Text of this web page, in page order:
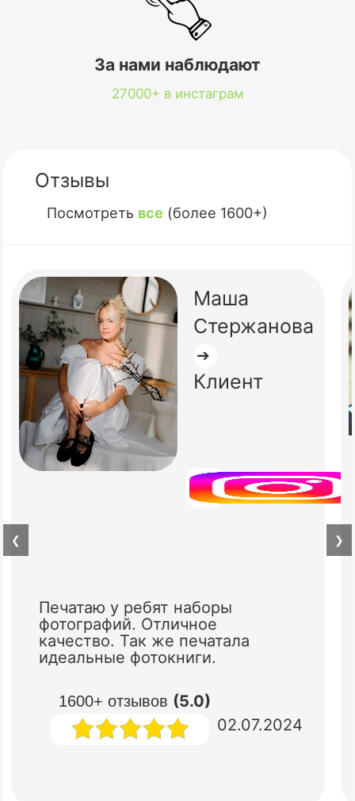
За нами наблюдают
27000+ в инстаграм
Отзывы
Посмотреть все (более 1600+)
Маша
Стержанова
➔
Клиент
1600+ отзывов (5.0)
Печатаю у ребят наборы
фотографий. Отличное
качество. Так же печатала
идеальные фотокниги.
02.07.2024
❮ ❯